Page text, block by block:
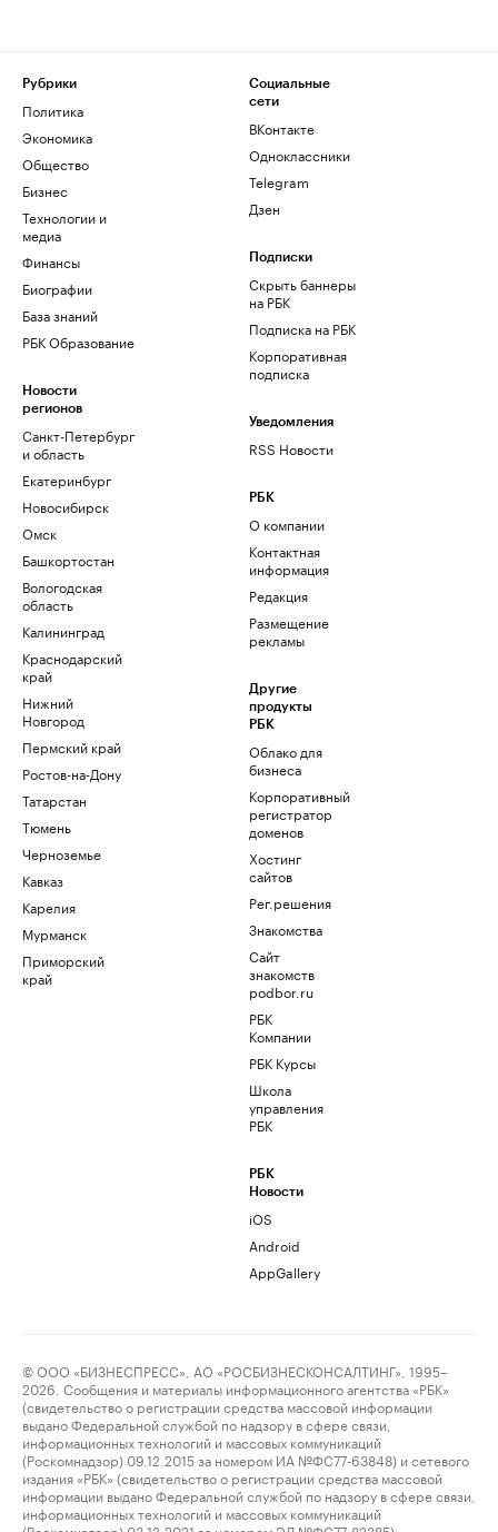
Рубрики
Политика
Экономика
Общество
Бизнес
Технологии и
медиа
Финансы
Биографии
База знаний
РБК Образование
Новости
регионов
Санкт-Петербург
и область
Екатеринбург
Новосибирск
Омск
Башкортостан
Вологодская
область
Калининград
Краснодарский
край
Нижний
Новгород
Пермский край
Ростов-на-Дону
Татарстан
Тюмень
Черноземье
Кавказ
Карелия
Мурманск
Приморский
край
Социальные
сети
ВКонтакте
Одноклассники
Telegram
Дзен
Подписки
Скрыть баннеры
на РБК
Подписка на РБК
Корпоративная
подписка
Уведомления
RSS Новости
РБК
О компании
Контактная
информация
Редакция
Размещение
рекламы
Другие
продукты
РБК
Облако для
бизнеса
Корпоративный
регистратор
доменов
Хостинг
сайтов
Рег.решения
Знакомства
Сайт
знакомств
podbor.ru
РБК
Компании
РБК Курсы
Школа
управления
РБК
РБК
Новости
iOS
Android
AppGallery
© ООО «БИЗНЕСПРЕСС», АО «РОСБИЗНЕСКОНСАЛТИНГ», 1995–
2026. Сообщения и материалы информационного агентства «РБК»
(свидетельство о регистрации средства массовой информации
выдано Федеральной службой по надзору в сфере связи,
информационных технологий и массовых коммуникаций
(Роскомнадзор) 09.12.2015 за номером ИА №ФС77-63848) и сетевого
издания «РБК» (свидетельство о регистрации средства массовой
информации выдано Федеральной службой по надзору в сфере связи,
информационных технологий и массовых коммуникаций